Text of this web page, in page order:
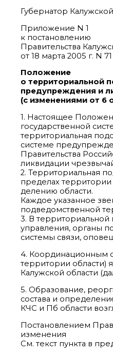
Губернатор
Приложение N 1
к постановлению
Правительства
от 18 марта 2005 г. N 71
Положение
о территориальной
предупреждения и
(с изменениями от 6
1. Настоящее
государственной
территориальная
системе
Правительства
ликвидации
2. Территориальная
пределах территории
делению области.
Каждое указанное
подведомственной
3. В
управления, органы
системы связи,
4. Координационным
территории области)
Калужской области
5. Образование,
состава и
КЧС и Пб области
Постановлением
изменения
См. текст пункта в